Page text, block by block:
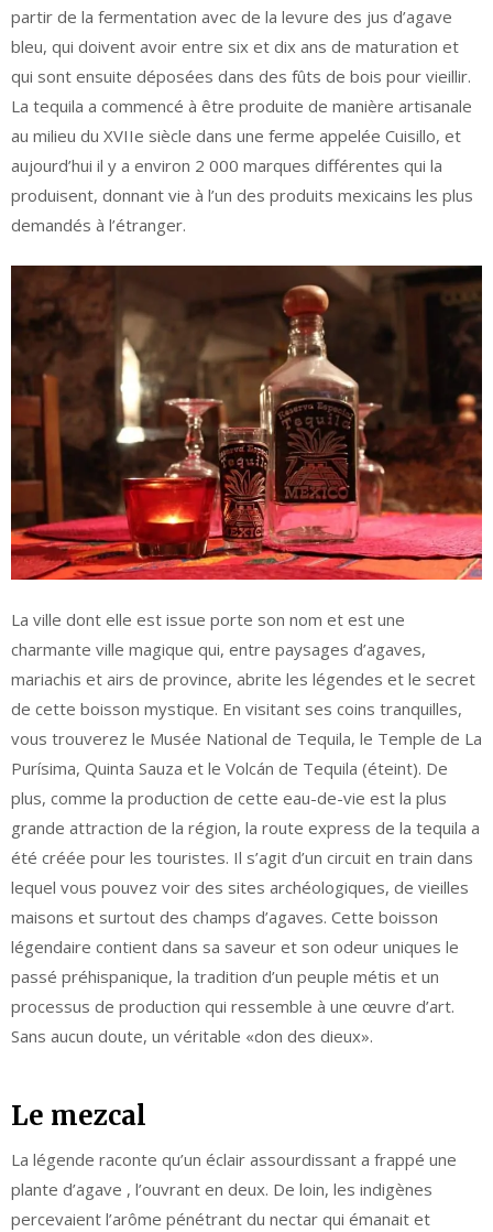
partir de la fermentation avec de la levure des jus d’agave
bleu, qui doivent avoir entre six et dix ans de maturation et
qui sont ensuite déposées dans des fûts de bois pour vieillir.
La tequila a commencé à être produite de manière artisanale
au milieu du XVIIe siècle dans une ferme appelée Cuisillo, et
aujourd’hui il y a environ 2 000 marques différentes qui la
produisent, donnant vie à l’un des produits mexicains les plus
demandés à l’étranger.
La ville dont elle est issue porte son nom et est une
charmante ville magique qui, entre paysages d’agaves,
mariachis et airs de province, abrite les légendes et le secret
de cette boisson mystique. En visitant ses coins tranquilles,
vous trouverez le Musée National de Tequila, le Temple de La
Purísima, Quinta Sauza et le Volcán de Tequila (éteint). De
plus, comme la production de cette eau-de-vie est la plus
grande attraction de la région, la route express de la tequila a
été créée pour les touristes. Il s’agit d’un circuit en train dans
lequel vous pouvez voir des sites archéologiques, de vieilles
maisons et surtout des champs d’agaves. Cette boisson
légendaire contient dans sa saveur et son odeur uniques le
passé préhispanique, la tradition d’un peuple métis et un
processus de production qui ressemble à une œuvre d’art.
Sans aucun doute, un véritable «don des dieux».
Le mezcal
La légende raconte qu’un éclair assourdissant a frappé une
plante d’agave , l’ouvrant en deux. De loin, les indigènes
percevaient l’arôme pénétrant du nectar qui émanait et